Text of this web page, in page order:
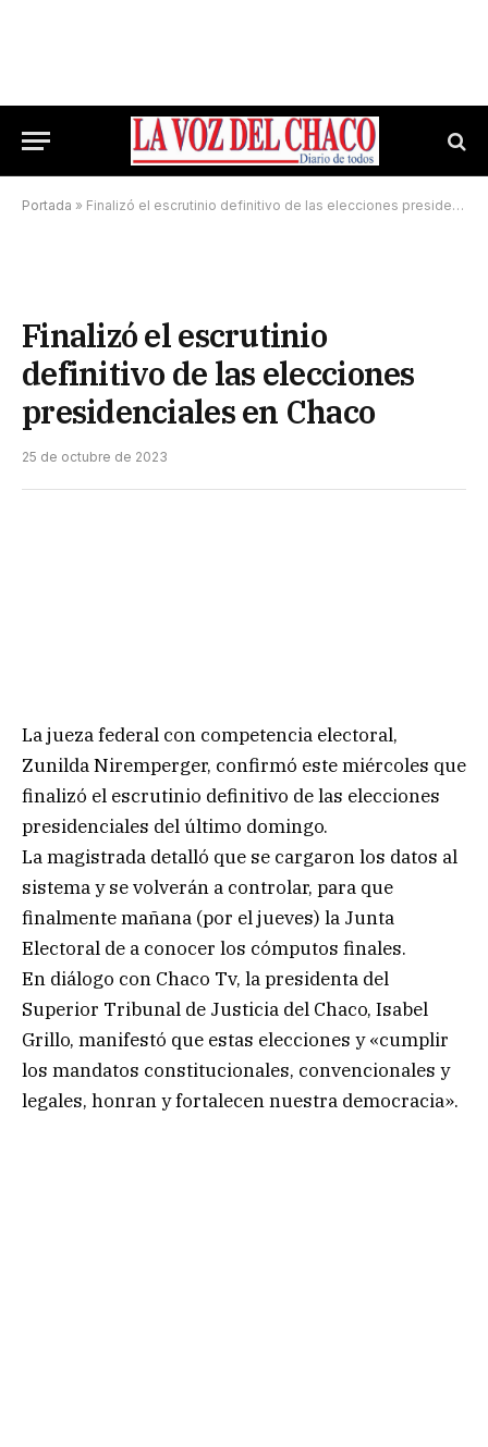
Portada » Finalizó el escrutinio definitivo de las elecciones presidenciales en Chaco
Finalizó el escrutinio
definitivo de las elecciones
presidenciales en Chaco
25 de octubre de 2023
La jueza federal con competencia electoral,
Zunilda Niremperger, confirmó este miércoles que
finalizó el escrutinio definitivo de las elecciones
presidenciales del último domingo.
La magistrada detalló que se cargaron los datos al
sistema y se volverán a controlar, para que
finalmente mañana (por el jueves) la Junta
Electoral de a conocer los cómputos finales.
En diálogo con Chaco Tv, la presidenta del
Superior Tribunal de Justicia del Chaco, Isabel
Grillo, manifestó que estas elecciones y «cumplir
los mandatos constitucionales, convencionales y
legales, honran y fortalecen nuestra democracia».